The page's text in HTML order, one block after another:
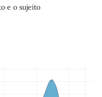
e o sujeito